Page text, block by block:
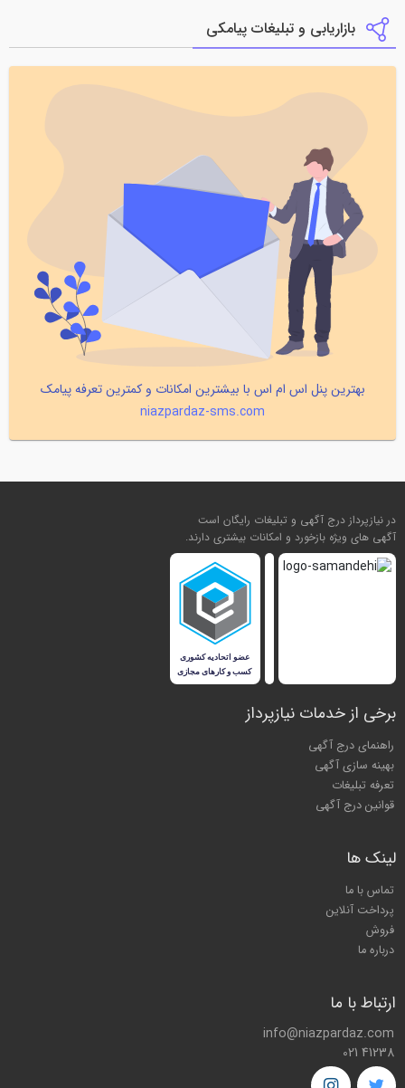
بازاریابی و تبلیغات پیامکی
بهترین پنل اس ام اس با بیشترین امکانات و کمترین تعرفه پیامک
niazpardaz-sms.com
در نیازپرداز درج آگهی و تبلیغات رایگان است
آگهی های ویژه بازخورد و امکانات بیشتری دارند.
برخی از خدمات نیازپرداز
راهنمای درج آگهی
بهینه سازی آگهی
تعرفه تبلیغات
قوانین درج آگهی
لینک ها
تماس با ما
پرداخت آنلاین
فروش
درباره ما
ارتباط با ما
info@niazpardaz.com
021 41238